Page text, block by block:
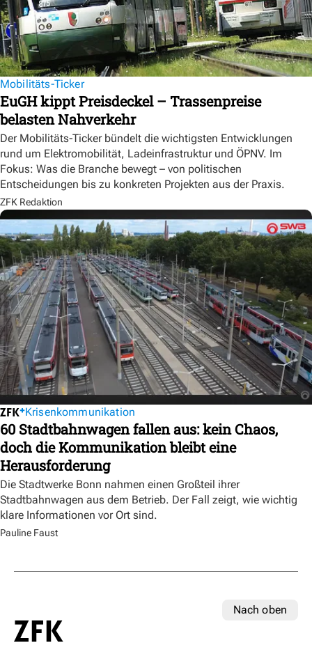
Mobilitäts-Ticker
EuGH kippt Preisdeckel – Trassenpreise
belasten Nahverkehr
Der Mobilitäts-Ticker bündelt die wichtigsten Entwicklungen
rund um Elektromobilität, Ladeinfrastruktur und ÖPNV. Im
Fokus: Was die Branche bewegt – von politischen
Entscheidungen bis zu konkreten Projekten aus der Praxis.
ZFK Redaktion
Krisenkommunikation
60 Stadtbahnwagen fallen aus: kein Chaos,
doch die Kommunikation bleibt eine
Herausforderung
Die Stadtwerke Bonn nahmen einen Großteil ihrer
Stadtbahnwagen aus dem Betrieb. Der Fall zeigt, wie wichtig
klare Informationen vor Ort sind.
Pauline Faust
Nach oben